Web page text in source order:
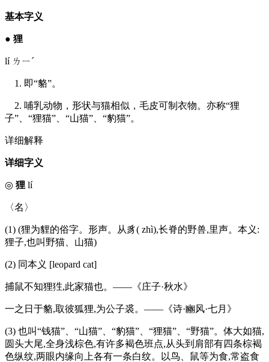
基本字义
● 狸
lí ㄌㄧˊ
1. 即“貉”。
2. 哺乳动物，形状与猫相似，毛皮可制衣物。亦称“狸
子”、“狸猫”、“山猫”、“豹猫”。
详细解释
详细字义
◎ 狸 lí
〈名〉
(1) (狸为貍的俗字。形声。从豸( zhì),长脊的野兽,里声。本义:
狸子,也叫野猫、山猫)
(2) 同本义 [leopard cat]
捕鼠不知狸狌,此家猫也。——《庄子·秋水》
一之日于貉,取彼狐狸,为公子裘。——《诗·豳风·七月》
(3) 也叫“钱猫”、“山猫”、“豹猫”、“狸猫”、“野猫”。体大如猫,
圆头大尾,全身浅棕色,有许多褐色班点,从头到肩部有四条棕褐
色纵纹,两眼内缘向上各有一条白纹。以鸟、鼠等为食,常盗食